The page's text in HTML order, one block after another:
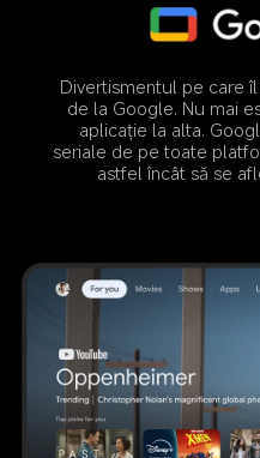
Divertismentul pe care
de la Google. Nu mai
aplicație la alta.
seriale de pe toate
astfel încât să se